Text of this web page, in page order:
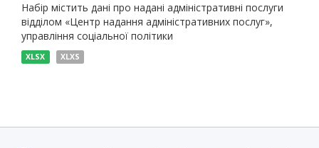
Набір містить дані про надані адміністративні послуги
відділом «Центр надання адміністративних послуг»,
управління соціальної політики
XLSX XLXS